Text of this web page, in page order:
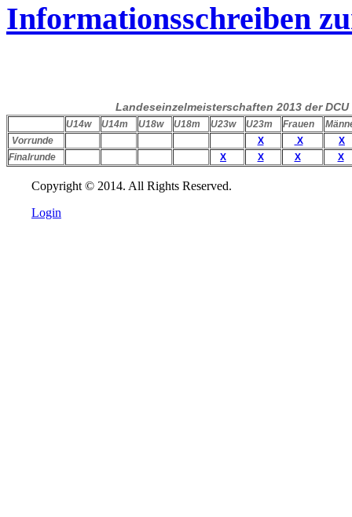
Informationsschreiben
Landeseinzelmeisterschaften 2013 der
U14w U14m U18w U18m U23w U23m Frauen
Vorrunde
X X
X
Finalrunde
X X X X
Copyright © 2014. All Rights Reserved.
Login